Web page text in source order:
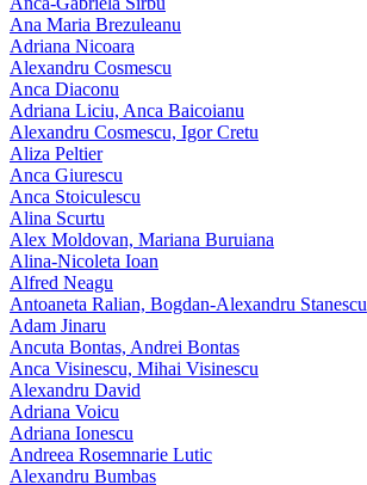
Ana Maria Brezuleanu
Adriana Nicoara
Alexandru Cosmescu
Anca Diaconu
Adriana Liciu, Anca Baicoianu
Alexandru Cosmescu, Igor Cretu
Aliza Peltier
Anca Giurescu
Anca Stoiculescu
Alina Scurtu
Alex Moldovan, Mariana Buruiana
Alina-Nicoleta Ioan
Alfred Neagu
Antoaneta Ralian, Bogdan-Alexandru Stanescu
Adam Jinaru
Ancuta Bontas, Andrei Bontas
Anca Visinescu, Mihai Visinescu
Alexandru David
Adriana Voicu
Adriana Ionescu
Andreea Rosemnarie Lutic
Alexandru Bumbas